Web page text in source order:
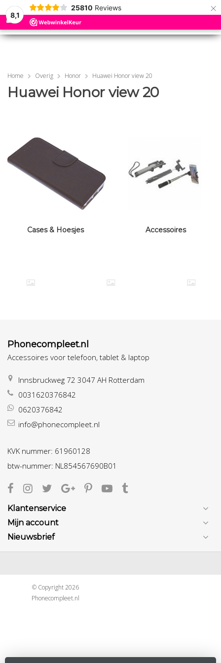
8,1
25810 Reviews ×
MENU
MENU
Home Overig Honor Huawei Honor view 20
Huawei Honor view 20
Cases & Hoesjes Accessoires
Phonecompleet.nl
Accessoires voor telefoon, tablet & laptop
Innsbruckweg 72 3047 AH Rotterdam
0031620376842
0620376842
info@phonecompleet.nl
KVK nummer: 61960128
btw-nummer: NL854567690B01
Klantenservice
Mijn account
Nieuwsbrief
© Copyright 2026
Phonecompleet.nl